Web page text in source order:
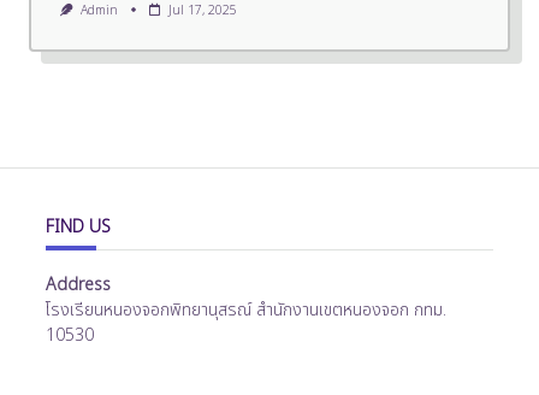
Admin Jul 17, 2025
FIND US
Address
โรงเรียนหนองจอกพิทยานุสรณ์ สำนักงานเขตหนองจอก กทม.
10530